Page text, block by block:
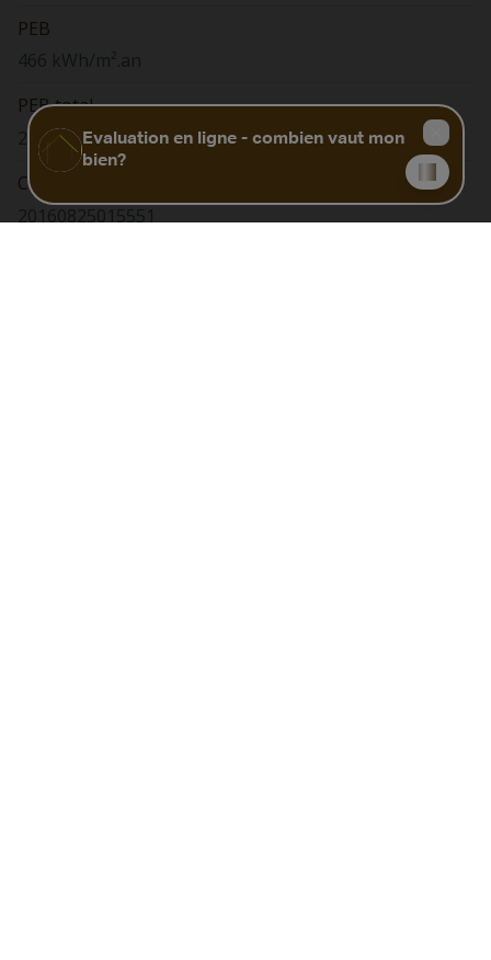
PEB
466 kWh/m².an
PEB total
22556 kwh/an
Code Unique
20160825015551